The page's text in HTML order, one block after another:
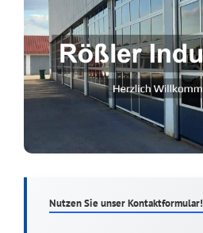
Nutzen Sie unser Kontaktformular!